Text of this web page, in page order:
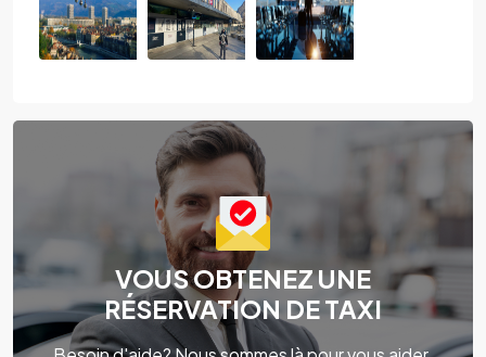
VOUS OBTENEZ UNE
RÉSERVATION DE TAXI